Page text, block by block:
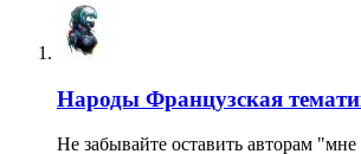
Народы Французская
Не забывайте оставить авторам